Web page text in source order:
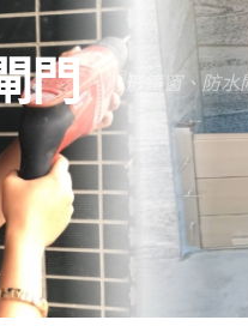
門 隱形鐵窗、防